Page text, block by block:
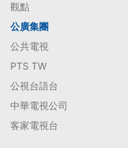
觀點
公廣集團
公共電視
PTS TW
公視台語台
中華電視公司
客家電視台